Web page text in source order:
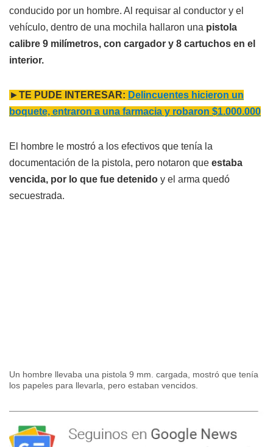
conducido por un hombre. Al requisar al conductor y el
vehículo, dentro de una mochila hallaron una pistola
calibre 9 milímetros, con cargador y 8 cartuchos en el
interior.
►TE PUDE INTERESAR: Delincuentes hicieron un
boquete, entraron a una farmacia y robaron $1.000.000
El hombre le mostró a los efectivos que tenía la
documentación de la pistola, pero notaron que estaba
vencida, por lo que fue detenido y el arma quedó
secuestrada.
Un hombre llevaba una pistola 9 mm. cargada, mostró que tenía
los papeles para llevarla, pero estaban vencidos.